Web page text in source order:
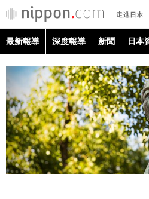
最新報導
深度報導
最新報導 深度報導 新聞 日本